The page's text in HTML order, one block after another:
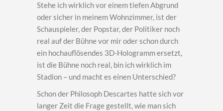
Stehe ich wirklich vor einem tiefen Abgrund
oder sicher in meinem Wohnzimmer, ist der
Schauspieler, der Popstar, der Politiker noch
real auf der Bühne vor mir oder schon durch
ein hochauflösendes 3D-Hologramm ersetzt,
ist die Bühne noch real, bin ich wirklich im
Stadion – und macht es einen Unterschied?
Schon der Philosoph Descartes hatte sich vor
langer Zeit die Frage gestellt, wie man sich